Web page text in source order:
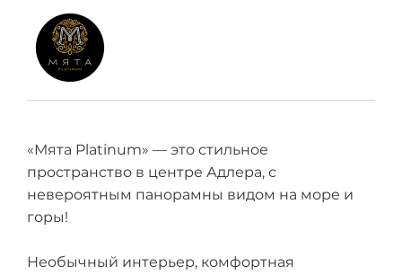
«Мята Platinum» — это стильное
пространство в центре Адлера, с
невероятным панорамны видом на море и
горы!
Необычный интерьер, комфортная